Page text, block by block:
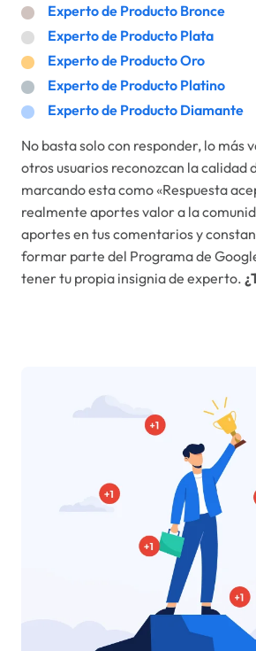
Experto de Producto Bronce
Experto de Producto Plata
Experto de Producto Oro
Experto de Producto Platino
Experto de Producto Diamante
No basta solo con responder, lo más
otros usuarios reconozcan la calidad
marcando esta como «Respuesta
realmente aportes valor a la
aportes en tus comentarios y
formar parte del Programa de
tener tu propia insignia de experto.